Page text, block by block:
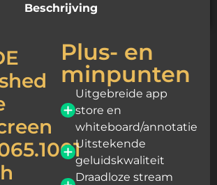
Beschrijving
Plus- en
minpunten
Uitgebreide app
store en
whiteboard/annotatie
Uitstekende
geluidskwaliteit
Draadloze stream